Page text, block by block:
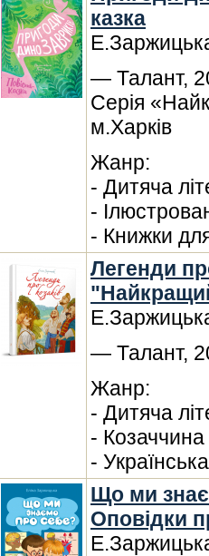
казка
— Талант,
Серія
м.Харків
Жанр:
- Дитяча
-
- Книжки
Легенди
— Талант,
Жанр:
- Дитяча
- Козаччина
-
Що ми
Оповідки